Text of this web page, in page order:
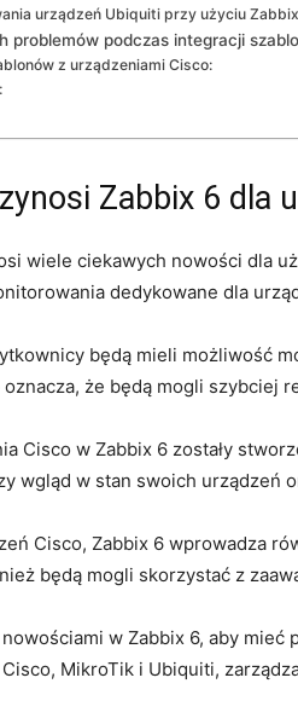
urządzeń Ubiquiti przy użyciu
problemów podczas integracji
z urządzeniami Cisco:
Zabbix ​6 dla
wiele ciekawych nowości dla
dedykowane dla
będą⁣ mieli możliwość
że będą mogli​ szybciej
Cisco w Zabbix 6 zostały
wgląd w ​stan swoich
Cisco, Zabbix ‍6 ⁢wprowadza
będą mogli skorzystać z
w Zabbix 6, aby mieć
MikroTik i Ubiquiti,